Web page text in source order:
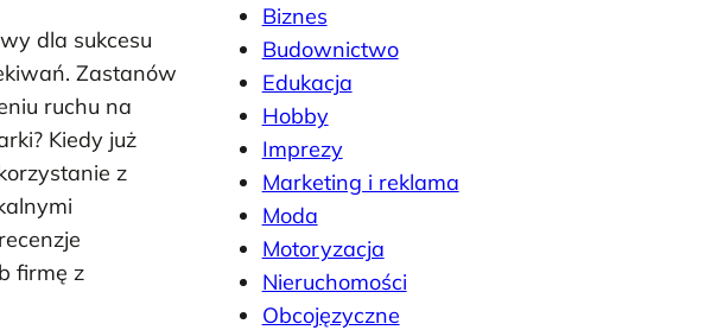
dla sukcesu
Zastanów
ruchu na
Kiedy już
z
firmę z
Biznes
Budownictwo
Edukacja
Hobby
Imprezy
Marketing i reklama
Moda
Motoryzacja
Nieruchomości
Obcojęzyczne